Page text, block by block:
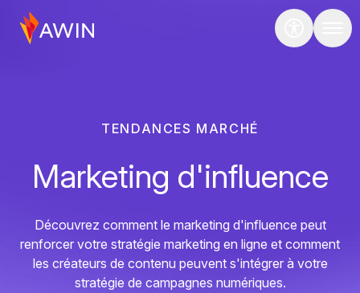
TENDANCES MARCHÉ
Marketing d'influence
Découvrez comment le marketing d'influence peut
renforcer votre stratégie marketing en ligne et comment
les créateurs de contenu peuvent s'intégrer à votre
stratégie de campagnes numériques.